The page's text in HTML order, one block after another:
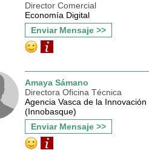
Director Comercial
Economía Digital
Enviar Mensaje >>
Amaya Sámano
Directora Oficina Técnica
Agencia Vasca de la Innovación
(Innobasque)
Enviar Mensaje >>